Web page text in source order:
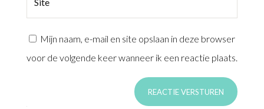
Mijn naam, e-mail en site opslaan in deze browser
voor de volgende keer wanneer ik een reactie plaats.
REACTIE VERSTUREN